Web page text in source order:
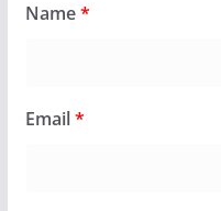
Name*
Email*